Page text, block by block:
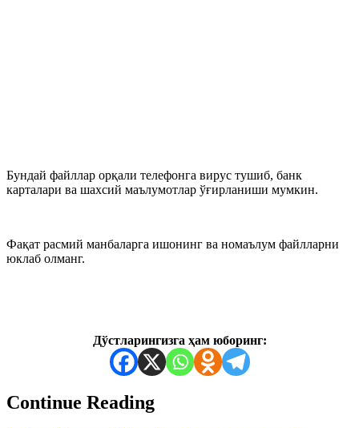
Бундай файллар орқали телефонга вирус тушиб, банк
карталари ва шахсий маълумотлар ўғирланиши мумкин.
Фақат расмий манбаларга ишонинг ва номаълум файлларни
юклаб олманг.
Дўстларингизга ҳам юборинг:
Continue Reading